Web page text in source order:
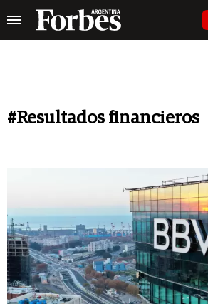
#Resultados financieros